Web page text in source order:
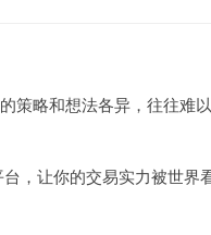
策略和想法各异，往往难
，让你的交易实力被世界